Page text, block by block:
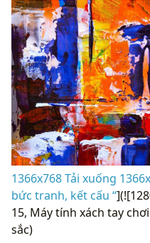
1366x768 Tải xuống
bức tranh, kết cấu “
15, Máy tính xách tay
sắc)